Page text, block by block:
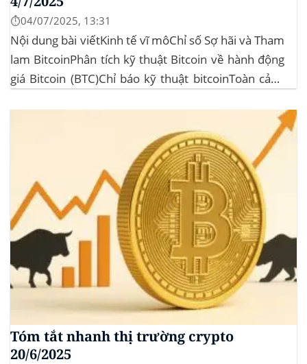
⏱️04/07/2025, 13:31
Nội dung bài viếtKinh tế vĩ môChỉ số Sợ hãi và Tham
lam BitcoinPhân tích kỹ thuật Bitcoin về hành động
giá Bitcoin (BTC)Chỉ báo kỹ thuật bitcoinToàn cảnh
giảm khoảng 3% trong 24 giờ, phản ánh áp lực
Tóm tắt nhanh thị trường crypto
20/6/2025